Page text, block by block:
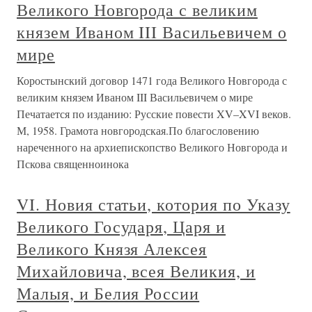
Великого Новгорода с великим
князем Иваном III Васильевичем о
мире
Коростынский договор 1471 года Великого Новгорода с
великим князем Иваном III Васильевичем о мире
Печатается по изданию: Русские повести XV–XVI веков.
М, 1958. Грамота новгородская.По благословению
нареченного на архиепископство Великого Новгорода и
Пскова священноинока
VI. Новия статьи, котория по Указу
Великого Государя, Царя и
Великого Князя Алексея
Михайловича, всея Великия, и
Малыя, и Белия России